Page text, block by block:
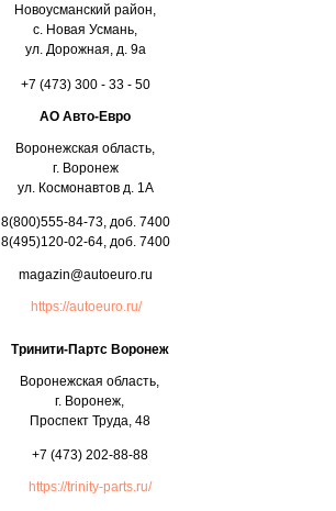
АО Авто-Евро
Воронежская область,
г. Воронеж
ул. Космонавтов д. 1А
8(800)555-84-73, доб. 7400
8(495)120-02-64, доб. 7400
magazin@autoeuro.ru
https://autoeuro.ru/
Тринити-Партс Воронеж
Воронежская область,
г. Воронеж,
Проспект Труда, 48
+7 (473) 202-88-88
https://trinity-parts.ru/
Новоусманский район,
с. Новая Усмань,
ул. Дорожная, д. 9а
+7 (473) 300 - 33 - 50